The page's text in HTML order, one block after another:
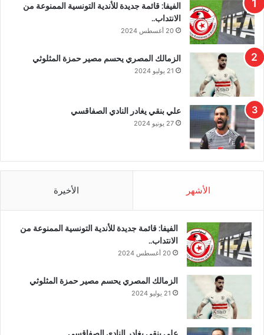
الفيفا: قائمة جديدة للأندية التونسية الممنوعة من
الانتداب..
20 أغسطس 2024
الزمالك المصري يحسم مصير حمزة المثلوثي
21 يوليو 2024
علي بنقي يغادر النادي الصفاقسي
27 يونيو 2024
الأشهر الأخيرة
الفيفا: قائمة جديدة للأندية التونسية الممنوعة من
الانتداب..
20 أغسطس 2024
الزمالك المصري يحسم مصير حمزة المثلوثي
21 يوليو 2024